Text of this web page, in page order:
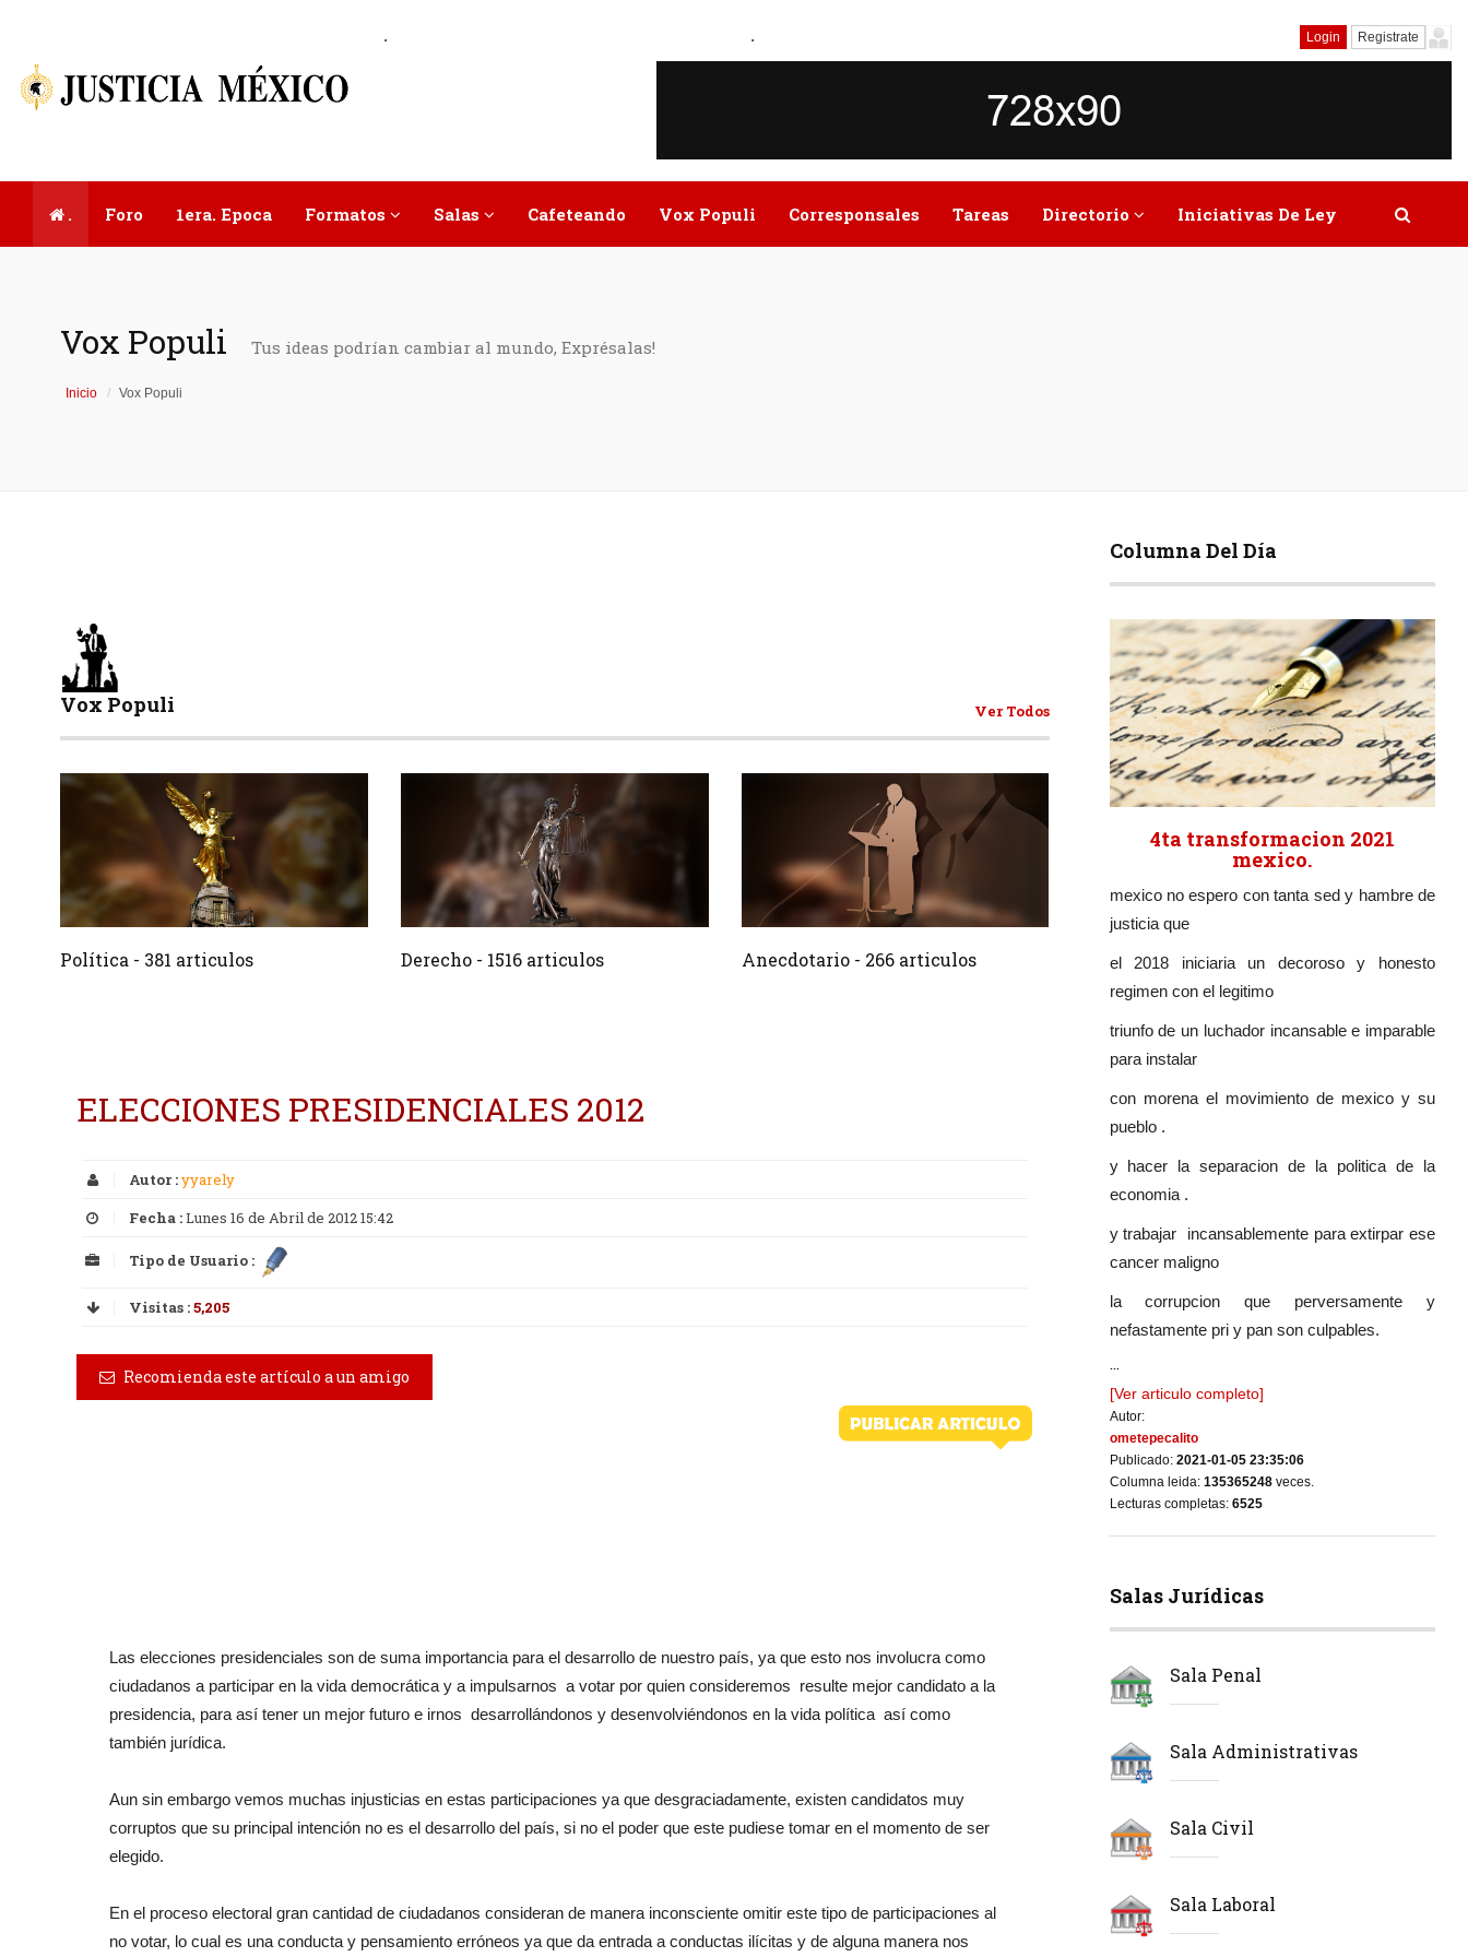
. . Login Registrate
. Foro 1era. Epoca Formatos Salas Cafeteando Vox Populi Corresponsales Tareas Directorio Iniciativas De Ley
Vox Populi Tus ideas podrían cambiar al mundo, Exprésalas!
Inicio Vox Populi
Vox Populi Ver Todos
Crear 381 Articulos
Política - 381 articulos
Crear 1516 Articulos
Derecho - 1516 articulos
Crear 266 Articulos
Anecdotario - 266 articulos
ELECCIONES PRESIDENCIALES 2012
Autor :yyarely
Fecha :Lunes 16 de Abril de 2012 15:42
Tipo de Usuario :
Visitas :5,205
Recomienda este artículo a un amigo
Las elecciones presidenciales son de suma importancia para el desarrollo de nuestro país, ya que esto nos involucra como
ciudadanos a participar en la vida democrática y a impulsarnos a votar por quien consideremos resulte mejor candidato a la
presidencia, para así tener un mejor futuro e irnos desarrollándonos y desenvolviéndonos en la vida política así como
también jurídica.
Aun sin embargo vemos muchas injusticias en estas participaciones ya que desgraciadamente, existen candidatos muy
corruptos que su principal intención no es el desarrollo del país, si no el poder que este pudiese tomar en el momento de ser
elegido.
En el proceso electoral gran cantidad de ciudadanos consideran de manera inconsciente omitir este tipo de participaciones al
no votar, lo cual es una conducta y pensamiento erróneos ya que da entrada a conductas ilícitas y de alguna manera nos
Columna Del Día
4ta transformacion 2021
mexico.
mexico no espero con tanta sed y hambre de
justicia que
el 2018 iniciaria un decoroso y honesto
regimen con el legitimo
triunfo de un luchador incansable e imparable
para instalar
con morena el movimiento de mexico y su
pueblo .
y hacer la separacion de la politica de la
economia .
y trabajar incansablemente para extirpar ese
cancer maligno
la corrupcion que perversamente y
nefastamente pri y pan son culpables.
...
[Ver articulo completo]
Autor:
ometepecalito
Publicado: 2021-01-05 23:35:06
Columna leida: 135365248veces.
Lecturas completas: 6525
Salas Jurídicas
Sala Penal
Sala Administrativas
Sala Civil
Sala Laboral